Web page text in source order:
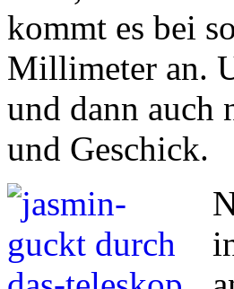
kommt es bei
Millimeter an.
und dann auch
und Geschick.